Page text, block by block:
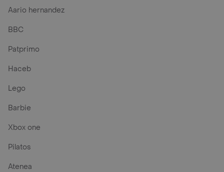
Aario hernandez
BBC
Patprimo
Haceb
Lego
Barbie
Xbox one
Pilatos
Atenea